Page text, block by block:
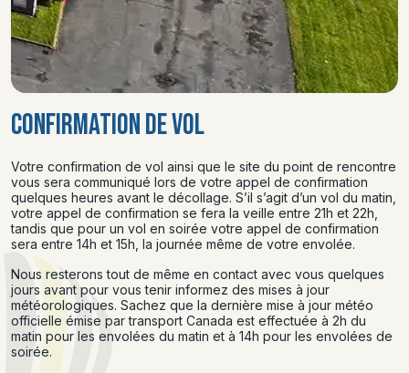
CONFIRMATION DE VOL
Votre confirmation de vol ainsi que le site du point de rencontre
vous sera communiqué lors de votre appel de confirmation
quelques heures avant le décollage. S’il s’agit d’un vol du matin,
votre appel de confirmation se fera la veille entre 21h et 22h,
tandis que pour un vol en soirée votre appel de confirmation
sera entre 14h et 15h, la journée même de votre envolée.
Nous resterons tout de même en contact avec vous quelques
jours avant pour vous tenir informez des mises à jour
météorologiques. Sachez que la dernière mise à jour météo
officielle émise par transport Canada est effectuée à 2h du
matin pour les envolées du matin et à 14h pour les envolées de
soirée.